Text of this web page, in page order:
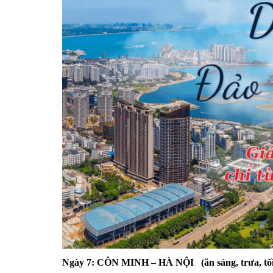
Ngày 7: CÔN MINH – HÀ NỘI (ăn sáng, trưa,